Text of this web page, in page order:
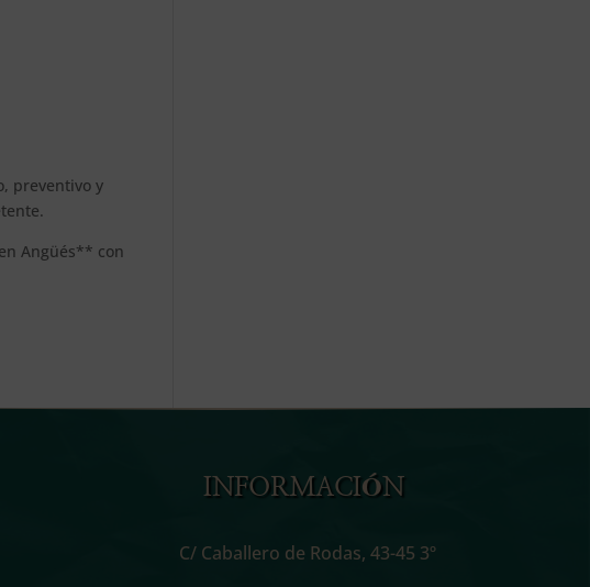
preventivo y
Angüés** con
INFORMACIÓN
C/ Caballero de Rodas, 43-45 3º